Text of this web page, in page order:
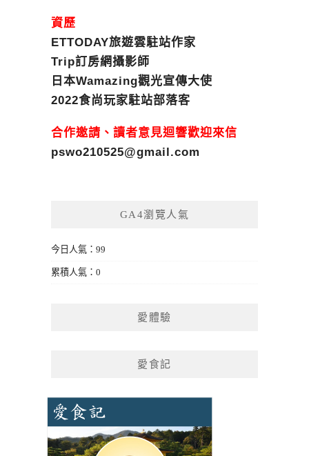
資歷
ETTODAY旅遊雲駐站作家
Trip訂房網攝影師
日本Wamazing觀光宣傳大使
2022食尚玩家駐站部落客
合作邀請、讀者意見迴響歡迎來信
pswo210525@gmail.com
GA4瀏覽人氣
今日人氣：99
累積人氣：0
愛體驗
愛食記